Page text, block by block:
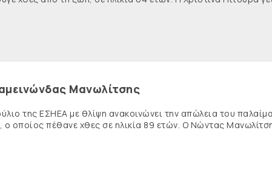
Μανωλίτσης
της ΕΣΗΕΑ με θλίψη ανακοινώνει την απώλεια του
οποίος πέθανε χθες σε ηλικία 89 ετών. Ο Νώντας